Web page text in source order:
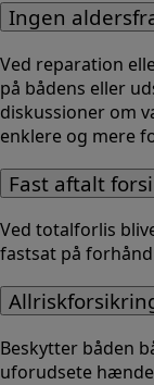
Ingen
Ved reparation
på bådens eller
diskussioner om
enklere og mere
Fast aftalt
Ved totalforlis
fastsat på
Beskytter båden
uforudsete